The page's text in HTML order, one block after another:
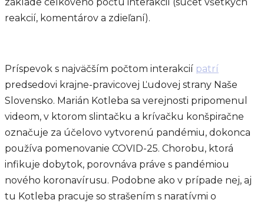
reakcií, komentárov a zdieľaní).
Príspevok s najväčším počtom interakcií patrí
predsedovi krajne-pravicovej Ľudovej strany Naše
Slovensko. Marián Kotleba sa verejnosti pripomenul
videom, v ktorom slintačku a krívačku konšpiračne
označuje za účelovo vytvorenú pandémiu, dokonca
používa pomenovanie COVID-25. Chorobu, ktorá
infikuje dobytok, porovnáva práve s pandémiou
nového koronavírusu. Podobne ako v prípade nej, aj
tu Kotleba pracuje so strašením s naratívmi o